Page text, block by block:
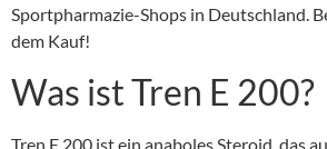
Sportpharmazie-Shops in Deutschland.
dem Kauf!
Was ist Tren E 200?
Tren E 200 ist ein anaboles Steroid, das